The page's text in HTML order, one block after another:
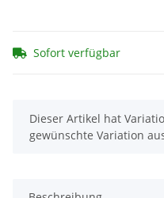
Sofort verfügbar
x
Dieser Artikel hat
gewünschte Variation